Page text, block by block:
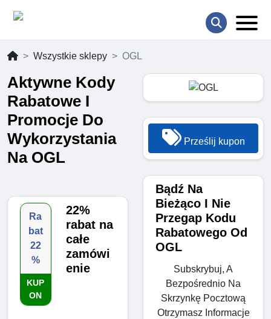
Wszystkie sklepy OGL
Aktywne Kody
Rabatowe I
Promocje Do
Wykorzystania
Na OGL
Ra
bat
22
%
KUP
ON
22%
rabat na
całe
zamówi
enie
Prześlij kupon
Bądź Na
Bieżąco I Nie
Przegap Kodu
Rabatowego Od
OGL
Subskrybuj, A
Bezpośrednio Na
Skrzynkę Pocztową
Otrzymasz Informacje